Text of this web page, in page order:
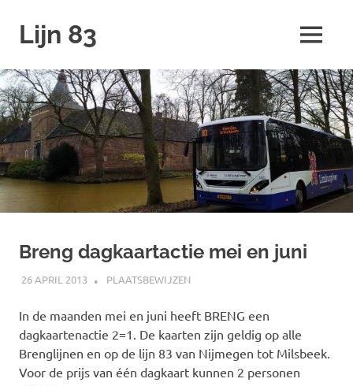
naar
inhoud
Lijn 83 MENU
Breng dagkaartactie mei en juni
26 APRIL 2013 JOHAN
PLAATSBEWIJZEN
In de maanden mei en juni heeft BRENG een
dagkaartenactie 2=1. De kaarten zijn geldig op alle
Brenglijnen en op de lijn 83 van Nijmegen tot Milsbeek.
Voor de prijs van één dagkaart kunnen 2 personen